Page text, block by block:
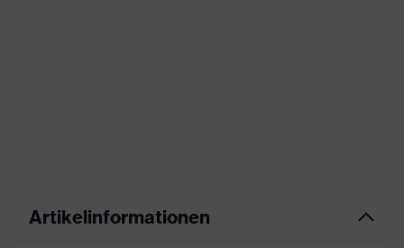
Artikelinformationen